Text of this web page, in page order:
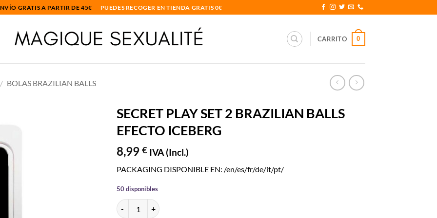
GRATIS A PARTIR DE 45€ PUEDES RECOGER EN TIENDA GRATIS 0€
CARRITO 0
/ BOLAS BRAZILIAN BALLS
SECRET PLAY SET 2 BRAZILIAN BALLS
EFECTO ICEBERG
8,99 € IVA (Incl.)
PACKAGING DISPONIBLE EN: /en/es/fr/de/it/pt/
50 disponibles
SECRET PLAY SET 2 BRAZILIAN BALLS EFECTO ICEBERG cantidad